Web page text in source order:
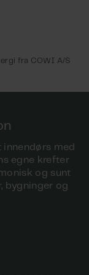
fra COWI A/S
med
egne krefter
og sunt
bygninger og